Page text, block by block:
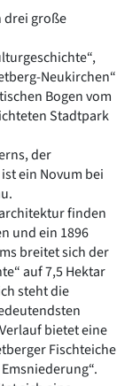
drei große
Neukirchen“
Bogen vom
Stadtpark
der
ein Novum bei
finden
und ein 1896
breitet sich der
auf 7,5 Hektar
steht die
bietet eine
Fischteiche